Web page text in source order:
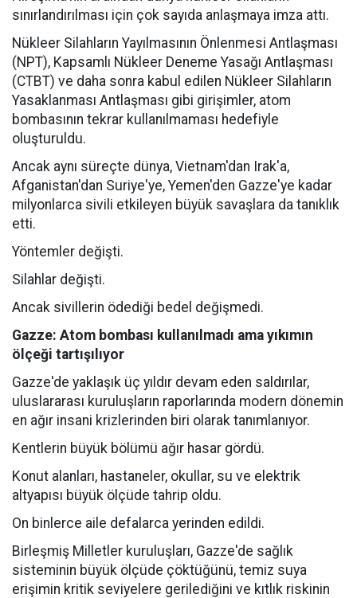
sınırlandırılması için çok sayıda anlaşmaya imza attı.
Nükleer Silahların Yayılmasının Önlenmesi Antlaşması
(NPT), Kapsamlı Nükleer Deneme Yasağı Antlaşması
(CTBT) ve daha sonra kabul edilen Nükleer Silahların
Yasaklanması Antlaşması gibi girişimler, atom
bombasının tekrar kullanılmaması hedefiyle
oluşturuldu.
Ancak aynı süreçte dünya, Vietnam'dan Irak'a,
Afganistan'dan Suriye'ye, Yemen'den Gazze'ye kadar
milyonlarca sivili etkileyen büyük savaşlara da tanıklık
etti.
Yöntemler değişti.
Silahlar değişti.
Ancak sivillerin ödediği bedel değişmedi.
Gazze: Atom bombası kullanılmadı ama yıkımın
ölçeği tartışılıyor
Gazze'de yaklaşık üç yıldır devam eden saldırılar,
uluslararası kuruluşların raporlarında modern dönemin
en ağır insani krizlerinden biri olarak tanımlanıyor.
Kentlerin büyük bölümü ağır hasar gördü.
Konut alanları, hastaneler, okullar, su ve elektrik
altyapısı büyük ölçüde tahrip oldu.
On binlerce aile defalarca yerinden edildi.
Birleşmiş Milletler kuruluşları, Gazze'de sağlık
sisteminin büyük ölçüde çöktüğünü, temiz suya
erişimin kritik seviyelere gerilediğini ve kıtlık riskinin